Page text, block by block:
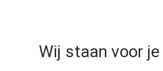
Wij staan voor